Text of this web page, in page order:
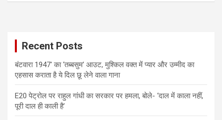
Recent Posts
बंटवारा 1947′ का ‘तब्बसुम’ आउट, मुश्किल वक्त में प्यार और उम्मीद का
एहसास कराता है ये दिल छू लेने वाला गाना
E20 पेट्रोल पर राहुल गांधी का सरकार पर हमला, बोले- ‘दाल में काला नहीं,
पूरी दाल ही काली है’